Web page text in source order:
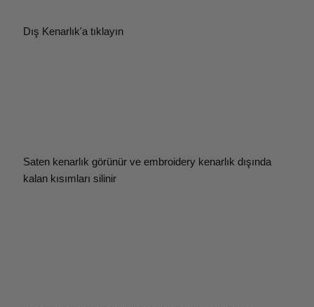
Dış Kenarlık'a tıklayın
Saten kenarlık görünür ve embroidery kenarlık dışında
kalan kısımları silinir